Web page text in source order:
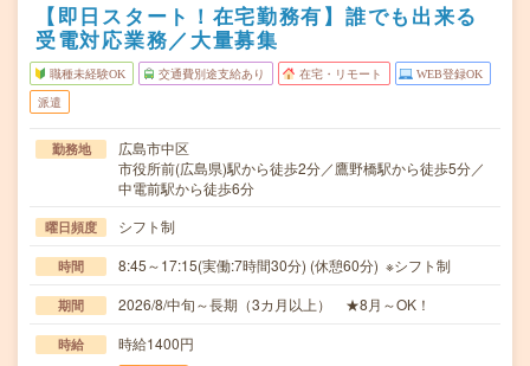
【即日スタート！在宅勤務有】誰でも出来る
受電対応業務／大量募集
職種未経験OK 交通費別途支給あり 在宅・リモート WEB登録OK
派遣
勤務地
広島市中区
市役所前(広島県)駅から徒歩2分／鷹野橋駅から徒歩5分／
中電前駅から徒歩6分
曜日頻度 シフト制
時間 8:45～17:15(実働:7時間30分) (休憩60分) ※シフト制
期間 2026/8/中旬～長期（3カ月以上） ★8月～OK！
時給 時給1400円